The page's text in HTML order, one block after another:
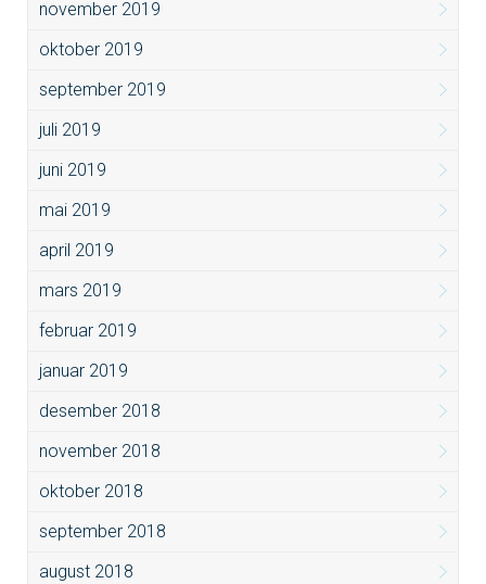
november 2019
oktober 2019
september 2019
juli 2019
juni 2019
mai 2019
april 2019
mars 2019
februar 2019
januar 2019
desember 2018
november 2018
oktober 2018
september 2018
august 2018